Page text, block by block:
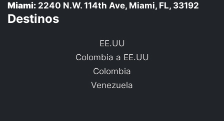
Miami: 2240 N.W. 114th Ave, Miami, FL, 33192
Destinos
EE.UU
Colombia a EE.UU
Colombia
Venezuela